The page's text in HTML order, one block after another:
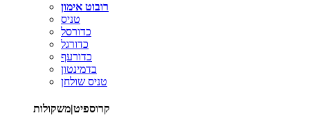
רובוט אימון
טניס
כדורסל
כדורגל
כדורעף
בדמינטון
טניס שולחן
קרוספיט|משקולות